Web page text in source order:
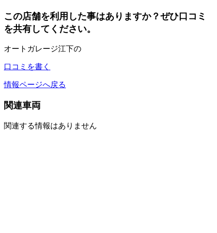
この店舗を利用した事はありますか？ぜひ口コミ
を共有してください。
オートガレージ江下の
口コミを書く
情報ページへ戻る
関連車両
関連する情報はありません